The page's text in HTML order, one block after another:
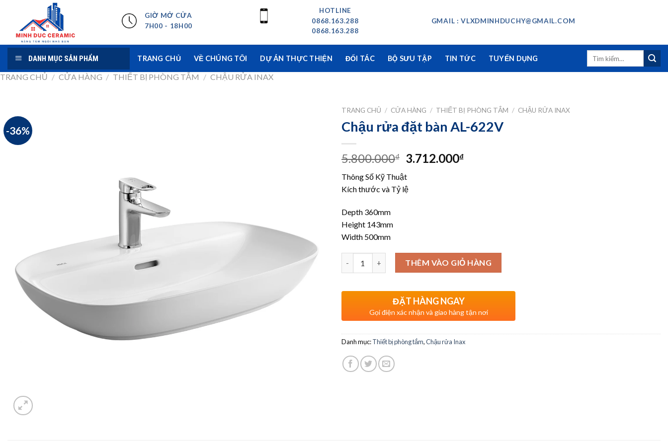
content
GIỜ MỞ CỬA
7H00 - 18H00
HOTLINE
0868.163.288
0868.163.288
GMAIL : VLXDMINHDUCHY@GMAIL.COM
DANH MỤC SẢN PHẨM TRANG CHỦ VỀ CHÚNG TÔI DỰ ÁN THỰC THIỆN ĐỐI TÁC BỘ SƯU TẬP TIN TỨC TUYỂN DỤNG
TRANG CHỦ / CỬA HÀNG / THIẾT BỊ PHÒNG TẮM / CHẬU RỬA INAX
-36%
TRANG CHỦ / CỬA HÀNG / THIẾT BỊ PHÒNG TẮM / CHẬU RỬA INAX
Chậu rửa đặt bàn AL-622V
5.800.000₫ Giá
là:
5.800.000₫.
3.712.000₫Giá
Thông Số Kỹ Thuật
Kích thước và Tỷ lệ
Depth 360mm
Height 143mm
Width 500mm
THÊM VÀO GIỎ HÀNG
ĐẶT HÀNG NGAY
Gọi điện xác nhận và giao hàng tận nơi
Danh mục:Thiết bị phòng tắm,Chậu rửa Inax